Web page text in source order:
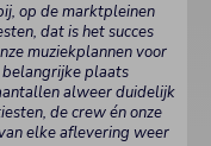
op de marktpleinen
dat is het succes
muziekplannen voor
plaats
alweer duidelijk
de crew én onze
elke aflevering weer